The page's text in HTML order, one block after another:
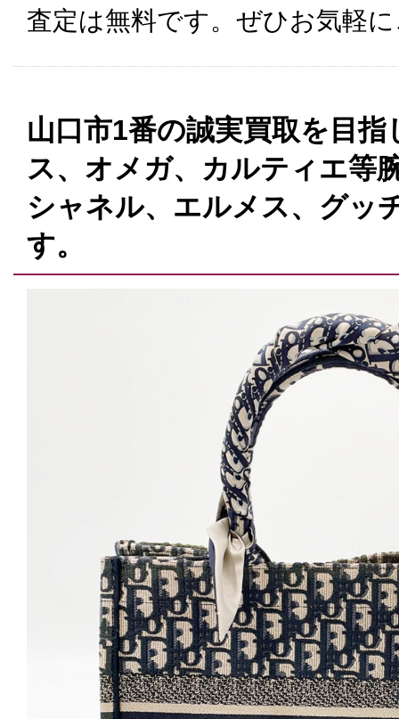
査定は無料です。ぜひお気軽
山口市1番の誠実買取を目
ス、オメガ、カルティエ等
シャネル、エルメス、グッ
す。